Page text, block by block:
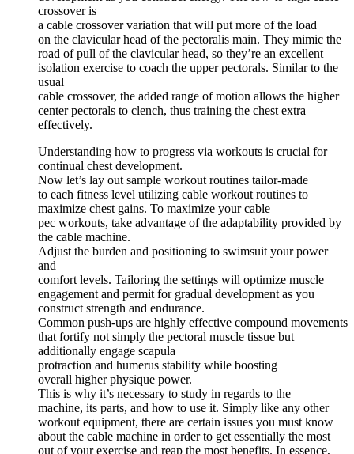
crossover is
a cable crossover variation that will put more of the load
on the clavicular head of the pectoralis main. They mimic the
road of pull of the clavicular head, so they’re an excellent
isolation exercise to coach the upper pectorals. Similar to the
usual
cable crossover, the added range of motion allows the higher
center pectorals to clench, thus training the chest extra
effectively.
Understanding how to progress via workouts is crucial for
continual chest development.
Now let’s lay out sample workout routines tailor-made
to each fitness level utilizing cable workout routines to
maximize chest gains. To maximize your cable
pec workouts, take advantage of the adaptability provided by
the cable machine.
Adjust the burden and positioning to swimsuit your power
and
comfort levels. Tailoring the settings will optimize muscle
engagement and permit for gradual development as you
construct strength and endurance.
Common push-ups are highly effective compound movements
that fortify not simply the pectoral muscle tissue but
additionally engage scapula
protraction and humerus stability while boosting
overall higher physique power.
This is why it’s necessary to study in regards to the
machine, its parts, and how to use it. Simply like any other
workout equipment, there are certain issues you must know
about the cable machine in order to get essentially the most
out of your exercise and reap the most benefits. In essence,